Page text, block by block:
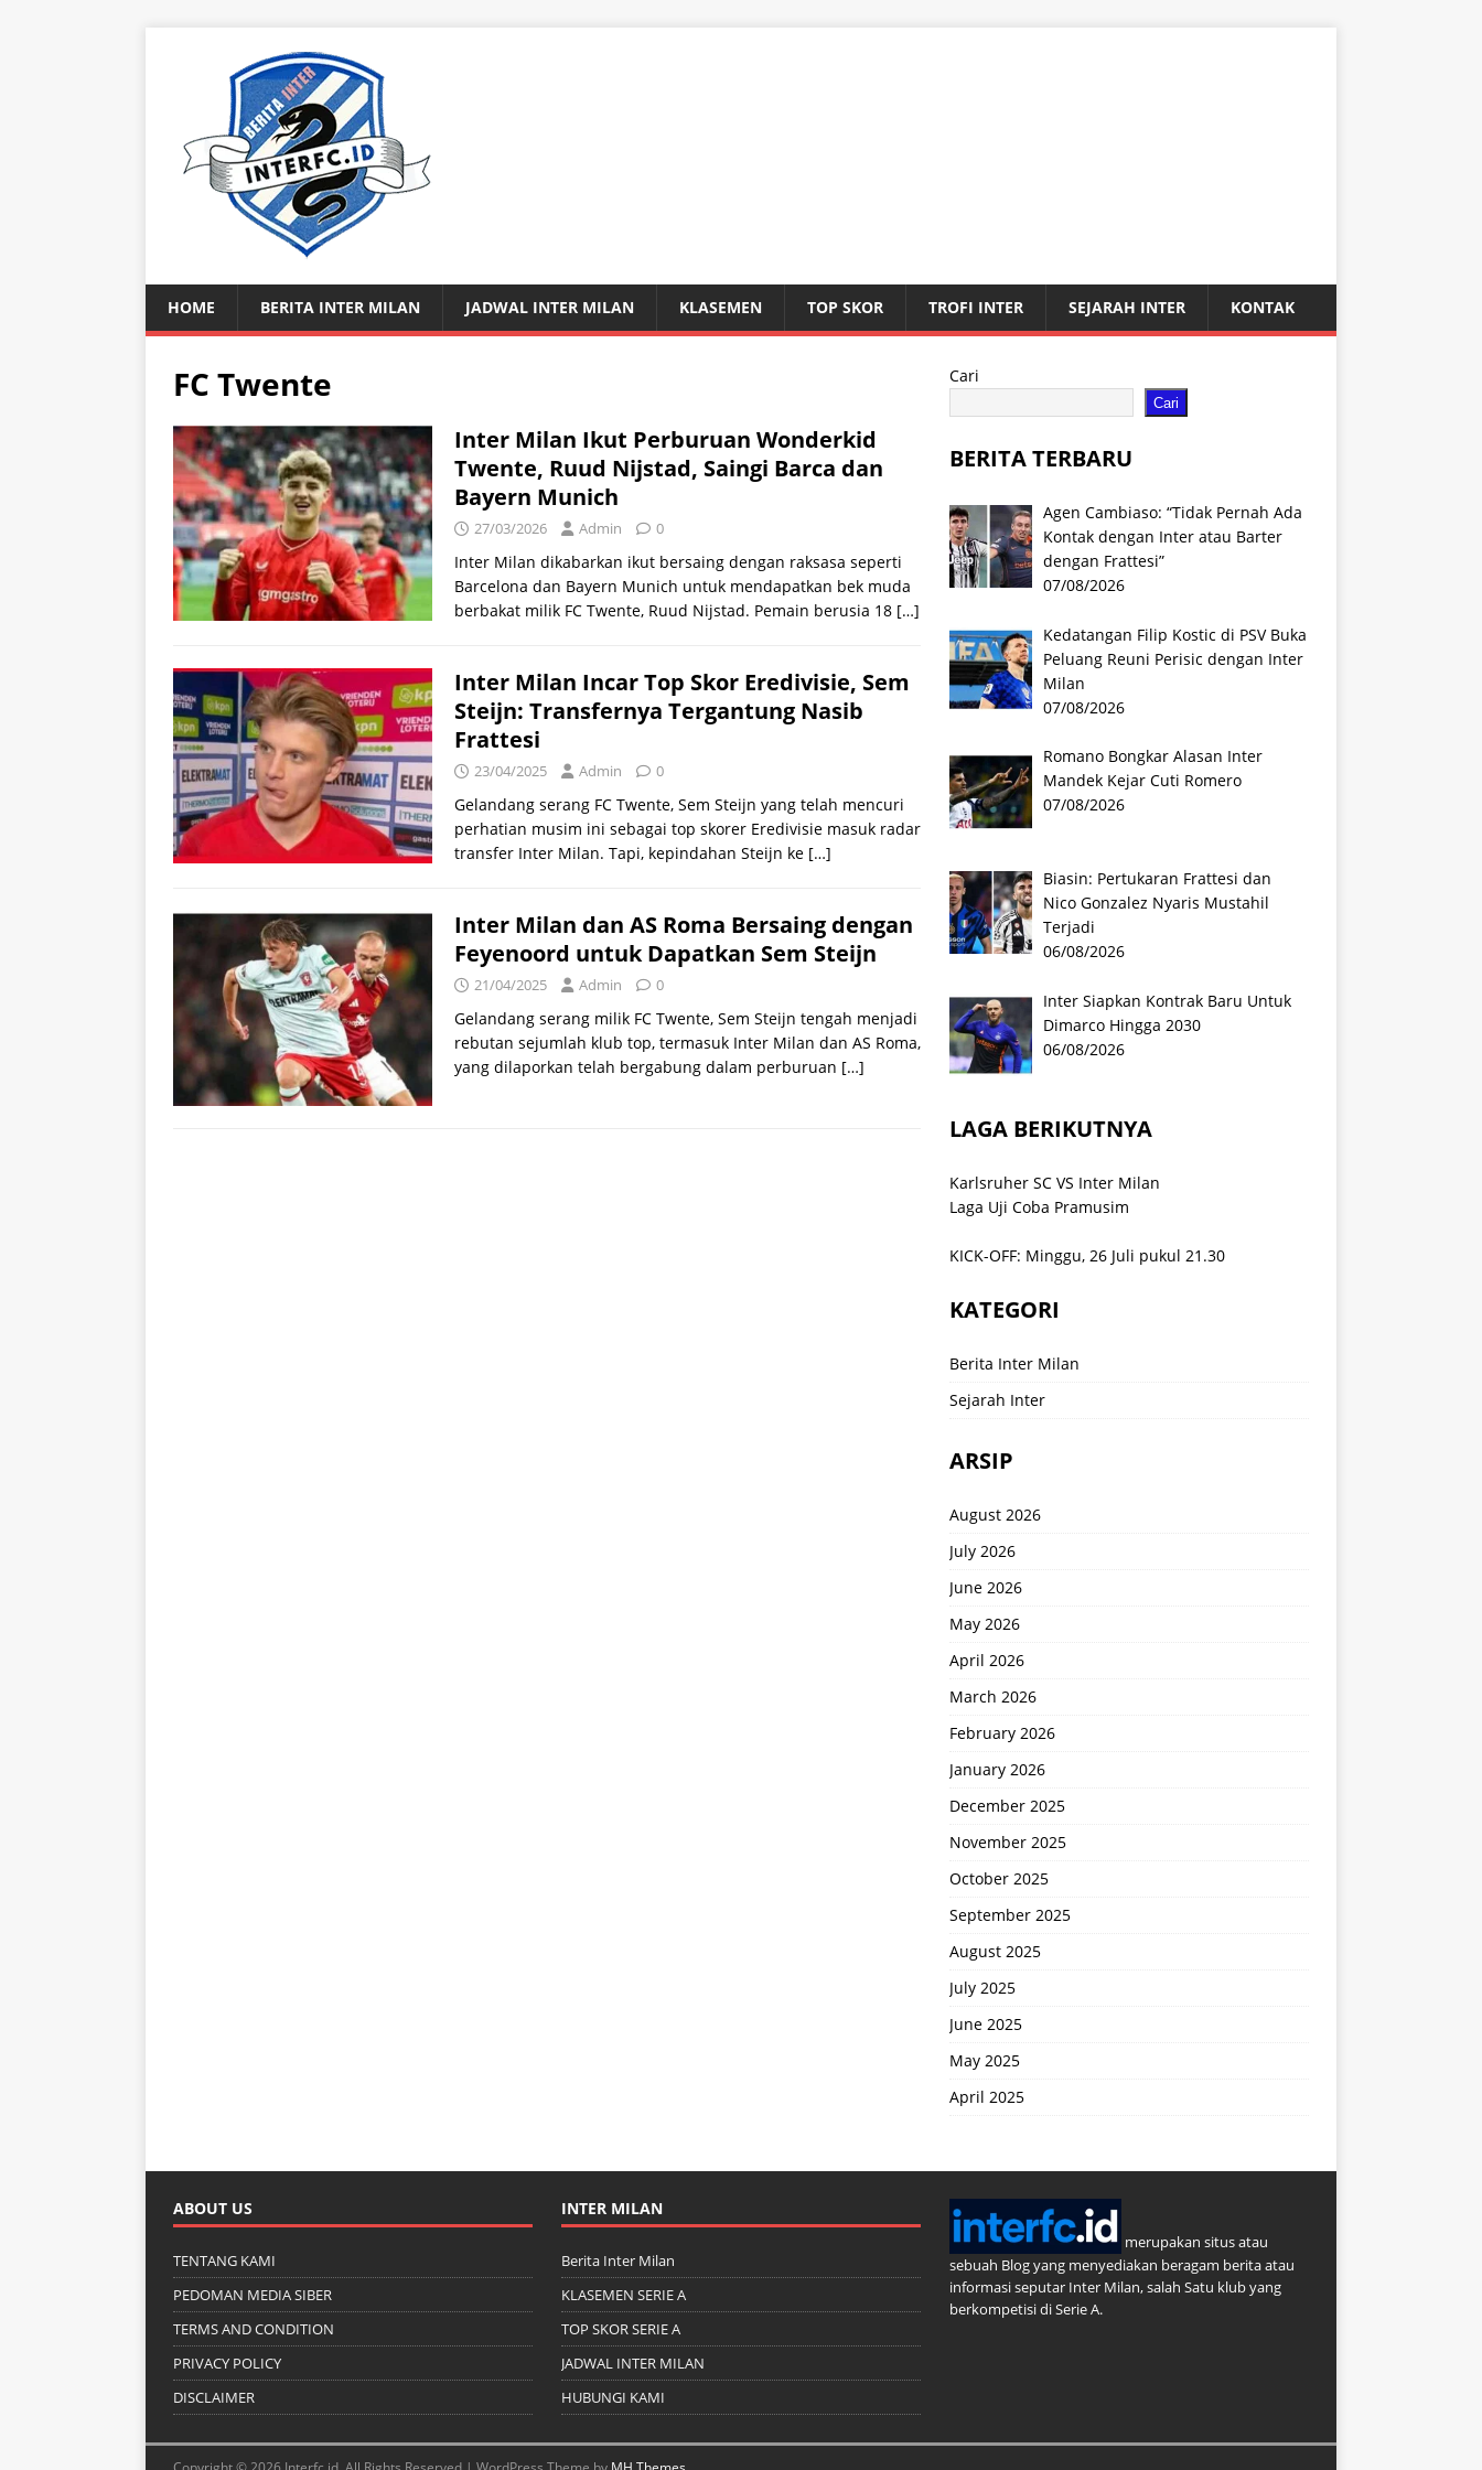
HOME BERITA INTER MILAN JADWAL INTER MILAN KLASEMEN TOP SKOR TROFI INTER SEJARAH INTER KONTAK
FC Twente
Inter Milan Ikut Perburuan Wonderkid
Twente, Ruud Nijstad, Saingi Barca dan
Bayern Munich
27/03/2026 Admin 0
Inter Milan dikabarkan ikut bersaing dengan raksasa seperti
Barcelona dan Bayern Munich untuk mendapatkan bek muda
berbakat milik FC Twente, Ruud Nijstad. Pemain berusia 18 […]
Inter Milan Incar Top Skor Eredivisie, Sem
Steijn: Transfernya Tergantung Nasib
Frattesi
23/04/2025 Admin 0
Gelandang serang FC Twente, Sem Steijn yang telah mencuri
perhatian musim ini sebagai top skorer Eredivisie masuk radar
transfer Inter Milan. Tapi, kepindahan Steijn ke […]
Inter Milan dan AS Roma Bersaing dengan
Feyenoord untuk Dapatkan Sem Steijn
21/04/2025 Admin 0
Gelandang serang milik FC Twente, Sem Steijn tengah menjadi
rebutan sejumlah klub top, termasuk Inter Milan dan AS Roma,
yang dilaporkan telah bergabung dalam perburuan […]
Cari
Cari
BERITA TERBARU
Agen Cambiaso: “Tidak Pernah Ada
Kontak dengan Inter atau Barter
dengan Frattesi”
07/08/2026
Kedatangan Filip Kostic di PSV Buka
Peluang Reuni Perisic dengan Inter
Milan
07/08/2026
Romano Bongkar Alasan Inter
Mandek Kejar Cuti Romero
07/08/2026
Biasin: Pertukaran Frattesi dan
Nico Gonzalez Nyaris Mustahil
Terjadi
06/08/2026
Inter Siapkan Kontrak Baru Untuk
Dimarco Hingga 2030
06/08/2026
LAGA BERIKUTNYA
Karlsruher SC VS Inter Milan
Laga Uji Coba Pramusim
KICK-OFF: Minggu, 26 Juli pukul 21.30
KATEGORI
Berita Inter Milan
Sejarah Inter
ARSIP
August 2026
July 2026
June 2026
May 2026
April 2026
March 2026
February 2026
January 2026
December 2025
November 2025
October 2025
September 2025
August 2025
July 2025
June 2025
May 2025
April 2025
ABOUT US
TENTANG KAMI
PEDOMAN MEDIA SIBER
TERMS AND CONDITION
PRIVACY POLICY
DISCLAIMER
INTER MILAN
Berita Inter Milan
KLASEMEN SERIE A
TOP SKOR SERIE A
JADWAL INTER MILAN
HUBUNGI KAMI
merupakan situs atau
sebuah Blog yang menyediakan beragam berita atau
informasi seputar Inter Milan, salah Satu klub yang
berkompetisi di Serie A.